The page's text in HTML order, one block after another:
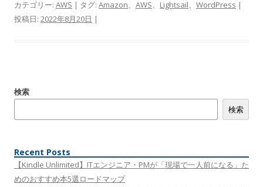
カテゴリー: AWS | タグ: Amazon、 AWS、 Lightsail、 WordPress |
投稿日: 2022年8月20日 |
検索
検索
Recent Posts
【Kindle Unlimited】ITエンジニア・PMが「現場で一人前になる」た
めのおすすめ本5選ロードマップ